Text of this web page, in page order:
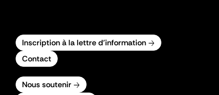
Inscription à la lettre d'information
Contact
Nous soutenir